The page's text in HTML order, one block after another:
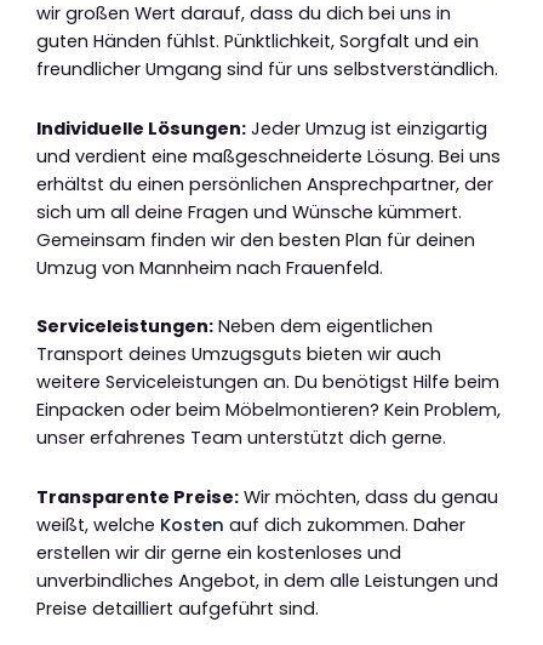
wir großen Wert darauf, dass du dich bei uns in
guten Händen fühlst. Pünktlichkeit, Sorgfalt und ein
freundlicher Umgang sind für uns selbstverständlich.
Individuelle Lösungen: Jeder Umzug ist einzigartig
und verdient eine maßgeschneiderte Lösung. Bei uns
erhältst du einen persönlichen Ansprechpartner, der
sich um all deine Fragen und Wünsche kümmert.
Gemeinsam finden wir den besten Plan für deinen
Umzug von Mannheim nach Frauenfeld.
Serviceleistungen: Neben dem eigentlichen
Transport deines Umzugsguts bieten wir auch
weitere Serviceleistungen an. Du benötigst Hilfe beim
Einpacken oder beim Möbelmontieren? Kein Problem,
unser erfahrenes Team unterstützt dich gerne.
Transparente Preise: Wir möchten, dass du genau
weißt, welche Kosten auf dich zukommen. Daher
erstellen wir dir gerne ein kostenloses und
unverbindliches Angebot, in dem alle Leistungen und
Preise detailliert aufgeführt sind.